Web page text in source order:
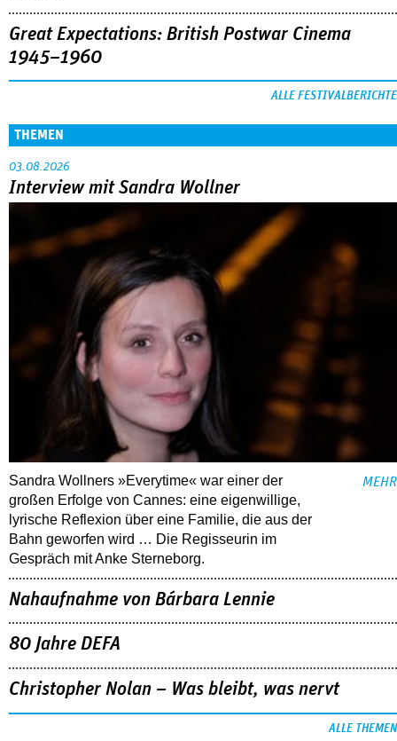
Great Expectations: British Postwar Cinema
1945–1960
ALLE FESTIVALBERICHTE
THEMEN
03.08.2026
Interview mit Sandra Wollner
Sandra Wollners »Everytime« war einer der
großen Erfolge von Cannes: eine eigenwillige,
lyrische Reflexion über eine ­Familie, die aus der
Bahn geworfen wird … Die Regisseurin im
Gespräch mit Anke Sterneborg.
MEHR
Nahaufnahme von Bárbara Lennie
80 Jahre DEFA
Christopher Nolan – Was bleibt, was nervt
ALLE THEMEN